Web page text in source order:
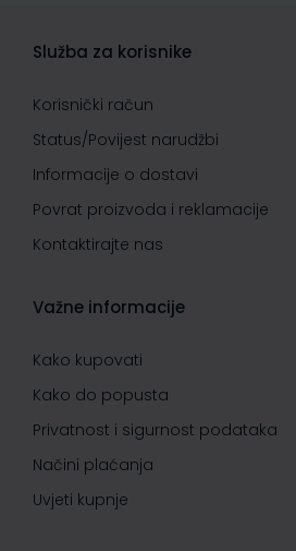
Služba za korisnike
Korisnički račun
Status/Povijest narudžbi
Informacije o dostavi
Povrat proizvoda i reklamacije
Kontaktirajte nas
Važne informacije
Kako kupovati
Kako do popusta
Privatnost i sigurnost podataka
Načini plaćanja
Uvjeti kupnje